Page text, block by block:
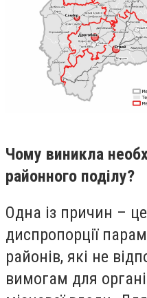
Чому виникла
районного поділу?
Одна із причин –
диспропорції
районів, які не
вимогам для